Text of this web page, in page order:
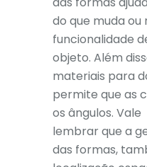
do que muda ou
funcionalidade
objeto. Além
materiais para
permite que as
os ângulos. Vale
lembrar que a
das formas,